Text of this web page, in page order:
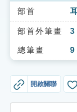
索引選單
知識索引
單字索引
部首
部首外筆畫 3
總筆畫 9
開啟關聯